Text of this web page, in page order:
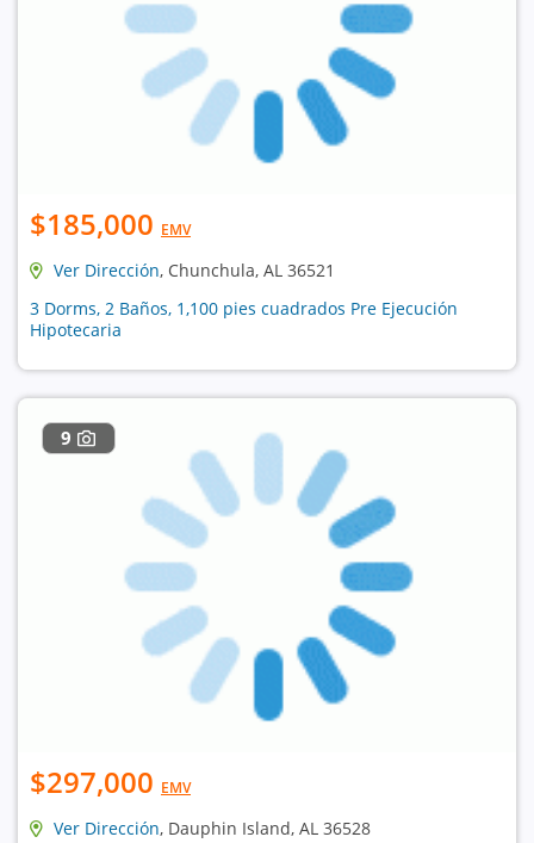
$185,000 EMV
Ver Dirección, Chunchula, AL 36521
3 Dorms, 2 Baños, 1,100 pies cuadrados Pre Ejecución
Hipotecaria
9
$297,000 EMV
Ver Dirección, Dauphin Island, AL 36528